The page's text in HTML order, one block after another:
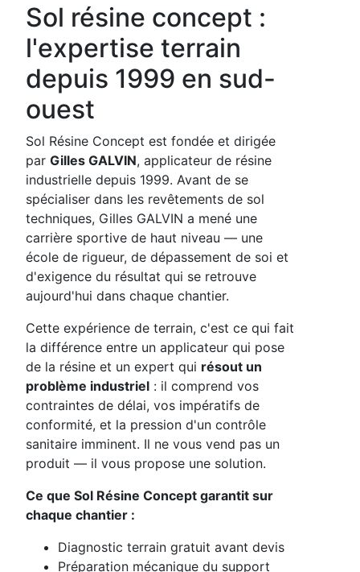
Sol résine concept :
l'expertise terrain
depuis 1999 en sud-
ouest
Sol Résine Concept est fondée et dirigée
par Gilles GALVIN, applicateur de résine
industrielle depuis 1999. Avant de se
spécialiser dans les revêtements de sol
techniques, Gilles GALVIN a mené une
carrière sportive de haut niveau — une
école de rigueur, de dépassement de soi et
d'exigence du résultat qui se retrouve
aujourd'hui dans chaque chantier.
Cette expérience de terrain, c'est ce qui fait
la différence entre un applicateur qui pose
de la résine et un expert qui résout un
problème industriel : il comprend vos
contraintes de délai, vos impératifs de
conformité, et la pression d'un contrôle
sanitaire imminent. Il ne vous vend pas un
produit — il vous propose une solution.
Ce que Sol Résine Concept garantit sur
chaque chantier :
Diagnostic terrain gratuit avant devis
Préparation mécanique du support